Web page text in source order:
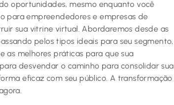
oportunidades, mesmo enquanto você
para empreendedores e empresas de
sua vitrine virtual. Abordaremos desde as
pelos tipos ideais para seu segmento,
as melhores práticas para que sua
desvendar o caminho para consolidar sua
eficaz com seu público. A transformação